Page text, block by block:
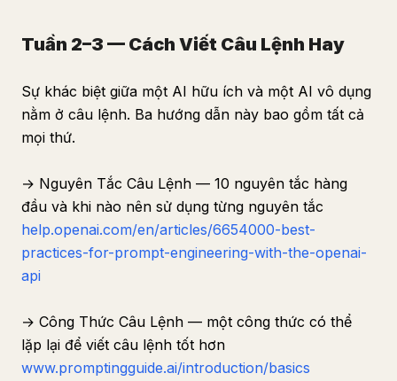
Tuần 2–3 — Cách Viết Câu Lệnh Hay
Sự khác biệt giữa một AI hữu ích và một AI vô dụng
nằm ở câu lệnh. Ba hướng dẫn này bao gồm tất cả
mọi thứ.
→ Nguyên Tắc Câu Lệnh — 10 nguyên tắc hàng
đầu và khi nào nên sử dụng từng nguyên tắc
help.openai.com/en/articles/6654000-best-
practices-for-prompt-engineering-with-the-openai-
api
→ Công Thức Câu Lệnh — một công thức có thể
lặp lại để viết câu lệnh tốt hơn
www.promptingguide.ai/introduction/basics